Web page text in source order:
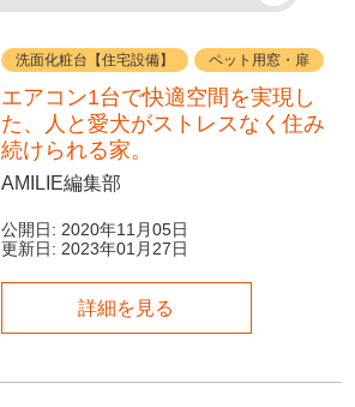
洗面化粧台【住宅設備】 ペット用窓・扉
エアコン1台で快適空間を実現し
た、人と愛犬がストレスなく住み
続けられる家。
AMILIE編集部
公開日: 2020年11月05日
更新日: 2023年01月27日
詳細を見る